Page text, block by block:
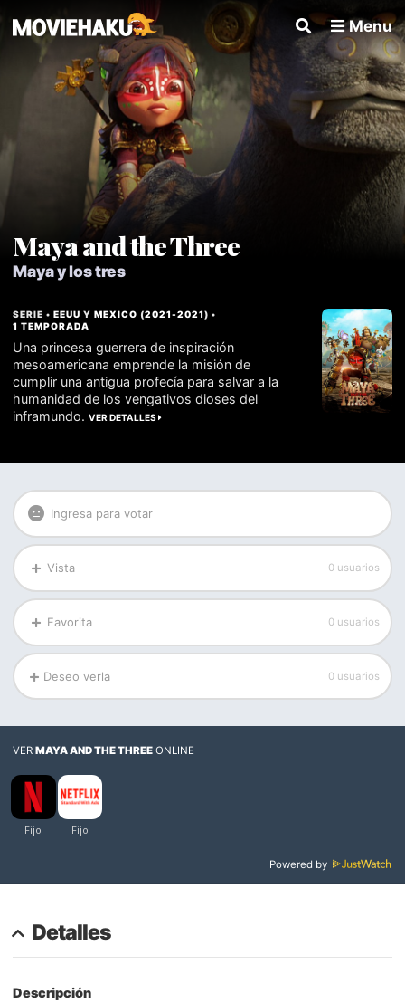
Menu
Maya and the Three
Maya y los tres
SERIE •EEUU YMEXICO (2021-2021) •
1 TEMPORADA
Una princesa guerrera de inspiración
mesoamericana emprende la misión de
cumplir una antigua profecía para salvar a la
humanidad de los vengativos dioses del
inframundo.VER DETALLES
Ingresa para votar
Vista 0 usuarios
Favorita 0 usuarios
Deseo verla 0 usuarios
VERMAYA AND THE THREE ONLINE
Powered by
Detalles
Descripción